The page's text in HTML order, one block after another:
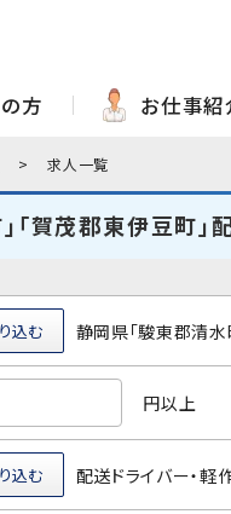
方 お仕事紹
求人一覧
「賀茂郡東伊豆町
静岡県「駿東郡清水
円以上
配送ドライバー・軽